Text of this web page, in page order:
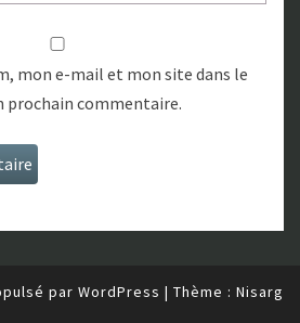
mon e-mail et mon site dans le
prochain commentaire.
par WordPress | Thème : Nisarg